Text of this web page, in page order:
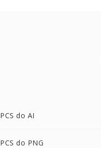
PCS do AI
PCS do PNG